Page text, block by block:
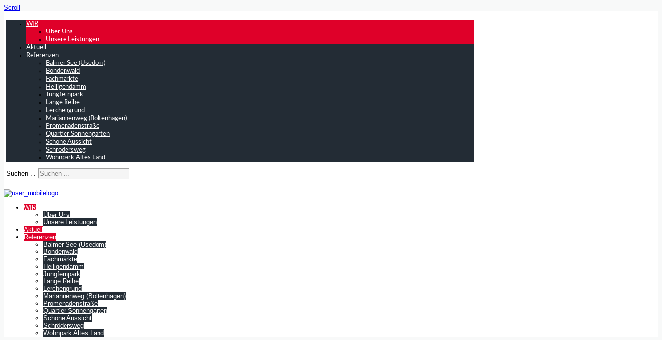
Scroll
WIR
Über Uns
Unsere Leistungen
Aktuell
Referenzen
Balmer See (Usedom)
Bondenwald
Fachmärkte
Heiligendamm
Jungfernpark
Lange Reihe
Lerchengrund
Mariannenweg (Boltenhagen)
Promenadenstraße
Quartier Sonnengarten
Schöne Aussicht
Schrödersweg
Wohnpark Altes Land
Suchen ...
WIR
Über Uns
Unsere Leistungen
Aktuell
Referenzen
Balmer See (Usedom)
Bondenwald
Fachmärkte
Heiligendamm
Jungfernpark
Lange Reihe
Lerchengrund
Mariannenweg (Boltenhagen)
Promenadenstraße
Quartier Sonnengarten
Schöne Aussicht
Schrödersweg
Wohnpark Altes Land